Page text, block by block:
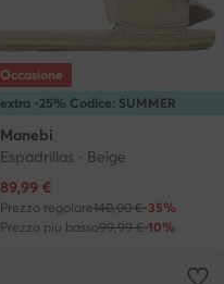
extra -25% Codice: SUMMER
Occasione
Manebi
Espadrillas · Beige
Prezzo attuale
89,99 €
Prezzo regolare140,00 €-35%
Prezzo più basso99,99 €-10%